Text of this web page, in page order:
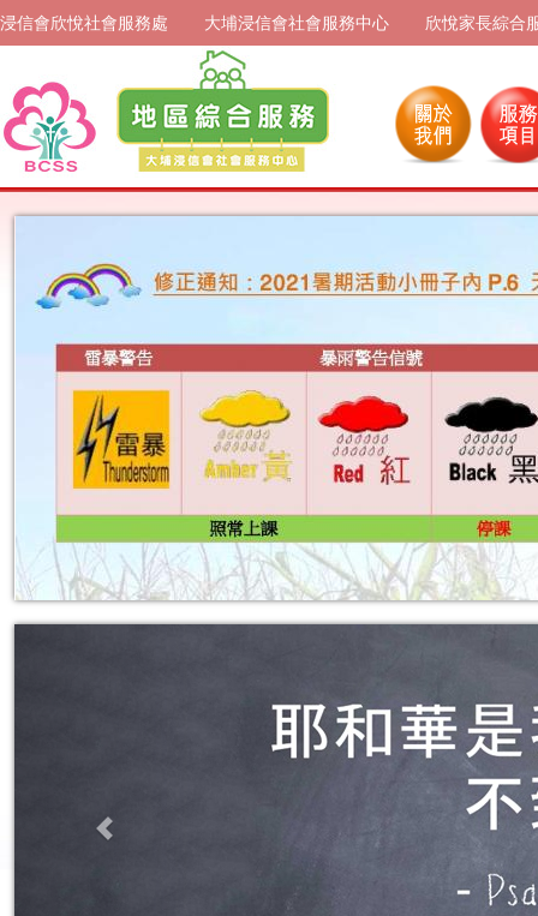
浸信會欣悅社會服務處 大埔浸信會社會服務中心 欣悅家長綜合